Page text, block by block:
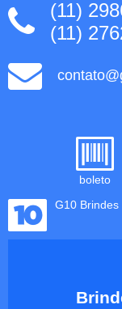
(11)
(11)
boleto
G10 Brindes